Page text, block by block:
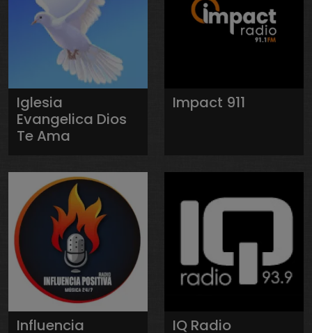
Iglesia
Evangelica Dios
Te Ama
Impact 911
Influencia
IQ Radio